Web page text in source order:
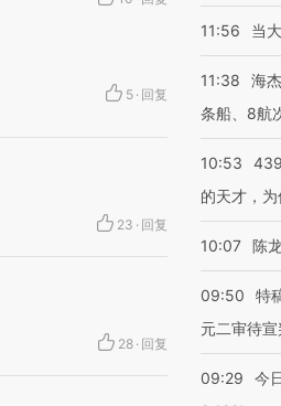
5 · 回复
23 · 回复
28 · 回复
11:56 当
11:38
海
条船、8航
10:53
的天才，
10:07 陈
09:50
特
元二审待
09:29
今